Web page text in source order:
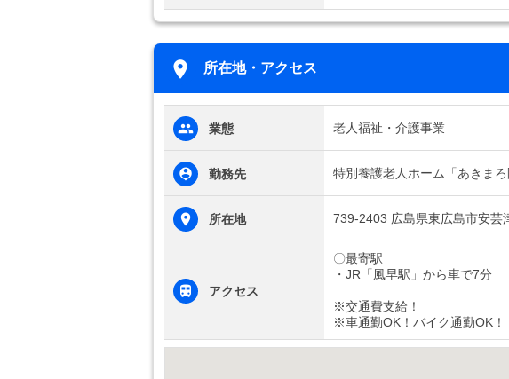
所在地・アクセス
業態 老人福祉・介護事業
勤務先 特別養護老人ホーム「あきま
所在地 739-2403 広島県東広島市安芸
アクセス
〇最寄駅
・JR「風早駅」から車で7分
※交通費支給！
※車通勤OK！バイク通勤OK！